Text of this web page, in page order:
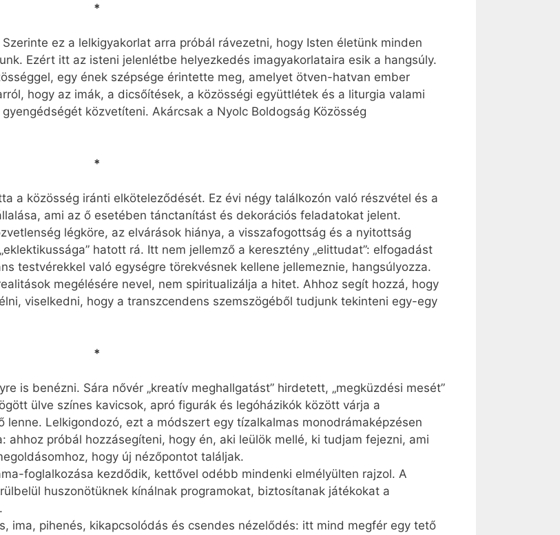
*
ez a lelkigyakorlat arra próbál rávezetni, hogy Isten életünk minden
Ezért itt az isteni jelenlétbe helyezkedés imagyakorlataira esik a hangsúly.
egy ének szépsége érintette meg, amelyet ötven-hatvan ember
hogy az imák, a dicsőítések, a közösségi együttlétek és a liturgia valami
közvetíteni. Akárcsak a Nyolc Boldogság Közösség
*
a közösség iránti elköteleződését. Ez évi négy találkozón való részvétel és a
ami az ő esetében tánctanítást és dekorációs feladatokat jelent.
légköre, az elvárások hiánya, a visszafogottság és a nyitottság
hatott rá. Itt nem jellemző a keresztény „elittudat”: elfogadást
testvérekkel való egységre törekvésnek kellene jellemeznie, hangsúlyozza.
megélésére nevel, nem spiritualizálja a hitet. Ahhoz segít hozzá, hogy
viselkedni, hogy a transzcendens szemszögéből tudjunk tekinteni egy-egy
*
is benézni. Sára nővér „kreatív meghallgatást” hirdetett, „megküzdési mesét”
ülve színes kavicsok, apró figurák és legóházikók között várja a
lenne. Lelkigondozó, ezt a módszert egy tízalkalmas monodrámaképzésen
ahhoz próbál hozzásegíteni, hogy én, aki leülök mellé, ki tudjam fejezni, ami
hogy új nézőpontot találjak.
foglalkozása kezdődik, kettővel odébb mindenki elmélyülten rajzol. A
huszonötüknek kínálnak programokat, biztosítanak játékokat a
ima, pihenés, kikapcsolódás és csendes nézelődés: itt mind megfér egy tető